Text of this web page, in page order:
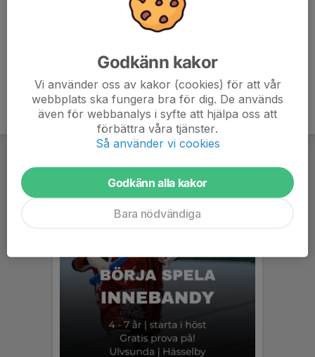
Godkänn kakor
Vi använder oss av kakor (cookies) för att vår
webbplats ska fungera bra för dig. De används
även för webbanalys i syfte att hjälpa oss att
förbättra våra tjänster.
Så använder vi cookies
Godkänn alla kakor
Bara nödvändiga